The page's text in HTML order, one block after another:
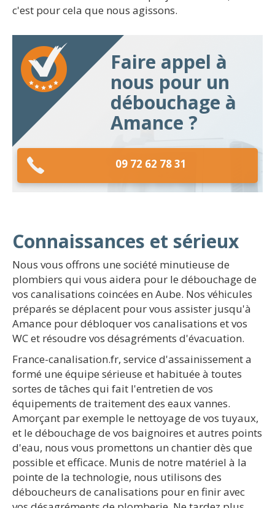
c'est pour cela que nous agissons.
Faire appel à
nous pour un
débouchage à
Amance ?
09 72 62 78 31
Connaissances et sérieux
Nous vous offrons une société minutieuse de
plombiers qui vous aidera pour le débouchage de
vos canalisations coincées en Aube. Nos véhicules
préparés se déplacent pour vous assister jusqu'à
Amance pour débloquer vos canalisations et vos
WC et résoudre vos désagréments d'évacuation.
France-canalisation.fr, service d'assainissement a
formé une équipe sérieuse et habituée à toutes
sortes de tâches qui fait l'entretien de vos
équipements de traitement des eaux vannes.
Amorçant par exemple le nettoyage de vos tuyaux,
et le débouchage de vos baignoires et autres points
d'eau, nous vous promettons un chantier dès que
possible et efficace. Munis de notre matériel à la
pointe de la technologie, nous utilisons des
déboucheurs de canalisations pour en finir avec